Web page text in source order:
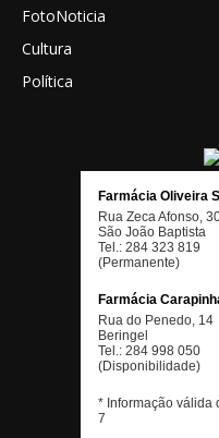
FotoNoticia
Cultura
Política